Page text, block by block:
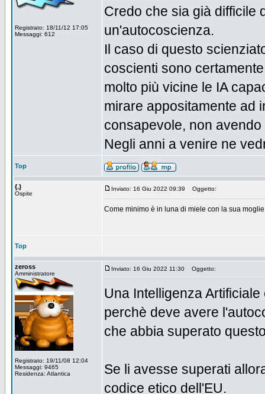
Registrato: 18/11/12 17:05
Messaggi: 612
Credo che sia già difficile
un'autocoscienza.
Il caso di questo
coscienti sono
molto più vicine le IA
mirare appositamente ad
consapevole, non
Negli anni a venire ne
Top
{.}
Ospite
Inviato: 16 Giu 2022 09:39 Oggetto:
Come minimo è in luna di miele con la sua
Top
zeross
Amministratore
Registrato: 19/11/08 12:04
Messaggi: 9465
Residenza: Atlantica
Inviato: 16 Giu 2022 11:30 Oggetto:
Una Intelligenza
perchè deve avere
che abbia superato
Se li avesse superati
codice etico dell'EU.